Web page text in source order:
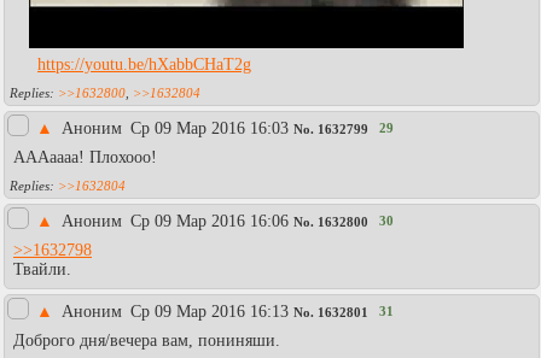
https://youtu.be/hXabbCHaT2g
>>1632800 >>1632804
▲ Аноним Ср 09 Мар 2016 16:03 No. 1632799 29
АААаааа! Плохооо!
>>1632804
▲ Аноним Ср 09 Мар 2016 16:06 No. 1632800 30
>>1632798
Твайли.
▲ Аноним Ср 09 Мар 2016 16:13 No. 1632801 31
Доброго дня/вечера вам, пониняши.